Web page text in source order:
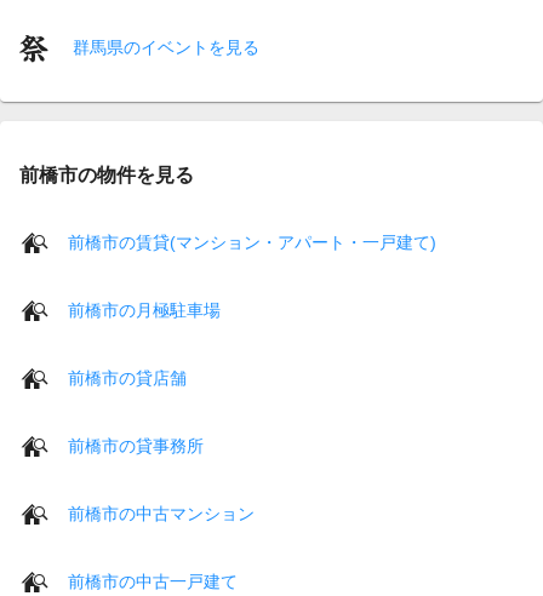
群馬県のイベントを見る
前橋市の物件を見る
前橋市の賃貸(マンション・アパート・一戸建て)
前橋市の月極駐車場
前橋市の貸店舗
前橋市の貸事務所
前橋市の中古マンション
前橋市の中古一戸建て